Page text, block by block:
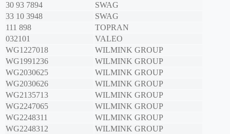
30 93 7894
SWAG
33 10 3948
SWAG
111 898
TOPRAN
032101
VALEO
WG1227018
WILMINK GROUP
WG1991236
WILMINK GROUP
WG2030625
WILMINK GROUP
WG2030626
WILMINK GROUP
WG2135713
WILMINK GROUP
WG2247065
WILMINK GROUP
WG2248311
WILMINK GROUP
WG2248312
WILMINK GROUP